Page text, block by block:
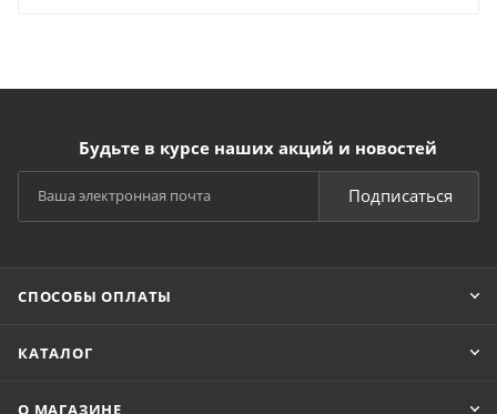
Будьте в курсе наших акций и новостей
Подписаться
СПОСОБЫ ОПЛАТЫ
КАТАЛОГ
О МАГАЗИНЕ